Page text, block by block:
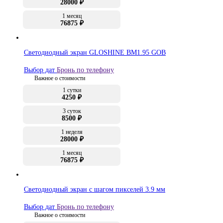
28000 ₽
1 месяц
76875 ₽
Светодиодный экран GLOSHINE BM1.95 GOB
Выбор дат Бронь по телефону
Важное о стоимости
1 сутки
4250 ₽
3 суток
8500 ₽
1 неделя
28000 ₽
1 месяц
76875 ₽
Светодиодный экран с шагом пикселей 3.9 мм
Выбор дат Бронь по телефону
Важное о стоимости